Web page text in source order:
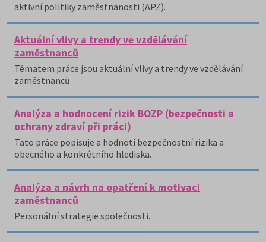
aktivní politiky zaměstnanosti (APZ).
Aktuální vlivy a trendy ve vzdělávání
zaměstnanců
Tématem práce jsou aktuální vlivy a trendy ve vzdělávání
zaměstnanců.
Analýza a hodnocení rizik BOZP (bezpečnosti a
ochrany zdraví při práci)
Tato práce popisuje a hodnotí bezpečnostní rizika a
obecného a konkrétního hlediska.
Analýza a návrh na opatření k motivaci
zaměstnanců
Personální strategie společnosti.